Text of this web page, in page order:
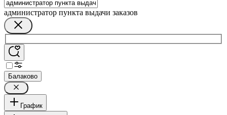
администратор пункта выдачи заказов
Балаково
График